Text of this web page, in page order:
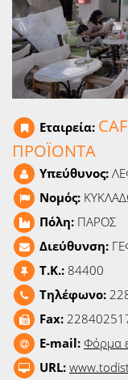
Ειδήσεις
Παιχνίδια
Ταινίες
Εταιρεία:
ΠΡΟΪΟΝΤΑ
Υπεύθυνος:
Νομός:
Πόλη: ΠΑΡΟΣ
Διεύθυνση:
T.K.: 84400
Τηλέφωνο:
Fax:
E-mail: Φόρμα
URL: